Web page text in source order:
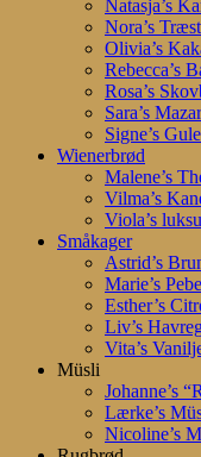
Natasja’s
Nora’s
Olivia’s
Rebecca’s
Rosa’s
Sara’s
Signe’s
Wienerbrød
Malene’s
Vilma’s
Viola’s
Småkager
Astrid’s
Marie’s
Esther’s
Liv’s
Vita’s
Müsli
Johanne’s
Lærke’s
Nicoline’s